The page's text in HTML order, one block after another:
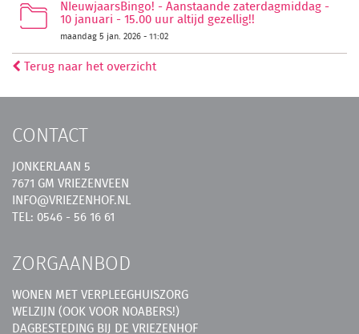
NIeuwjaarsBingo! - Aanstaande zaterdagmiddag -
10 januari - 15.00 uur altijd gezellig!!
maandag 5 jan. 2026 - 11:02
Terug naar het overzicht
CONTACT
JONKERLAAN 5
7671 GM VRIEZENVEEN
INFO@VRIEZENHOF.NL
TEL: 0546 - 56 16 61
ZORGAANBOD
WONEN MET VERPLEEGHUISZORG
WELZIJN (OOK VOOR NOABERS!)
DAGBESTEDING BIJ DE VRIEZENHOF